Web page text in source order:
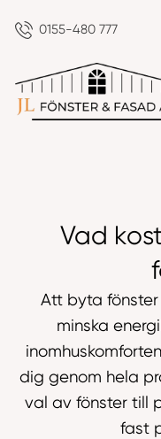
0155-480 777
Vad
Att byta
minska
dig genom hela
val av fönster till
fast